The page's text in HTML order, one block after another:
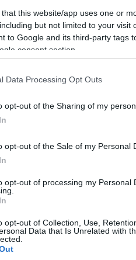
this website/app uses one or
but not limited to your visit
to Google and its third-party tags
consent section.
Data Processing Opt Outs
opt-out of the Sharing of my
opt-out of the Sale of my Personal
opt-out of processing my Personal
opt-out of Collection, Use,
Data that Is Unrelated with